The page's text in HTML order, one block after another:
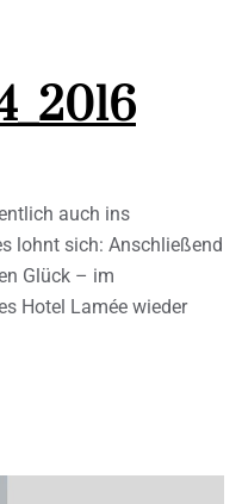
auch ins
lohnt sich: Anschließend
Glück – im
Hotel Lamée wieder